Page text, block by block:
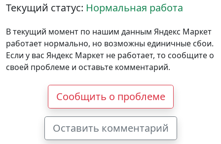
Текущий статус: Нормальная работа
В текущий момент по нашим данным Яндекс Маркет
работает нормально, но возможны единичные сбои.
Если у вас Яндекс Маркет не работает, то сообщите о
своей проблеме и оставьте комментарий.
Сообщить о проблеме
Оставить комментарий